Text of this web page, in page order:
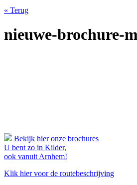
« Terug
nieuwe-brochure-
Bekijk hier onze brochures
U bent zo in Kilder,
ook vanuit Arnhem!
Klik hier voor de routebeschrijving